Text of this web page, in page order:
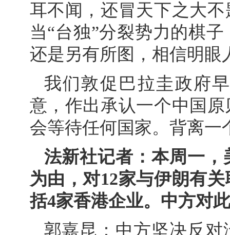
耳不闻，还冒天下之大
当“台独”分裂势力的棋
还是另有所图，相信明眼
我们敦促巴拉圭政府
意，作出承认一个中国
会等待任何国家。背离
法新社记者：本周一
为由，对12家与伊朗有
括4家香港企业。中方对
郭嘉昆：中方坚决反